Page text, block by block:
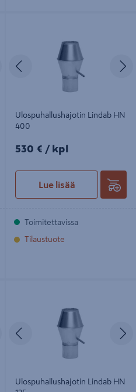
SeuraavaEdellinen
Ulospuhallushajotin Lindab HN
400
530€/kpl
530 € / kpl
Lue lisää
Toimitettavissa
Tilaustuote
SeuraavaEdellinen
Ulospuhallushajotin Lindab HN